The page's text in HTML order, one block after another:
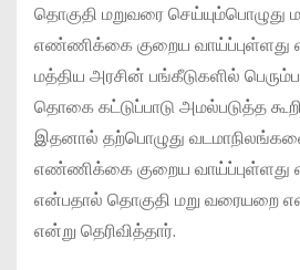
தொகுதி மறுவரை
எண்ணிக்கை குறைய வாய்ப்புள்ளது
மத்திய அரசின் பங்கீடுகளில்
தொகை கட்டுப்பாடு அமல்படுத்த
இதனால் தற்பொழுது
எண்ணிக்கை குறைய வாய்ப்புள்ளது
என்பதால் தொகுதி மறு வரையறை
என்று தெரிவித்தார்.